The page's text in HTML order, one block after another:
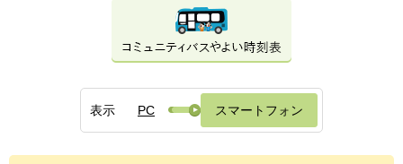
表示 PC スマートフォン